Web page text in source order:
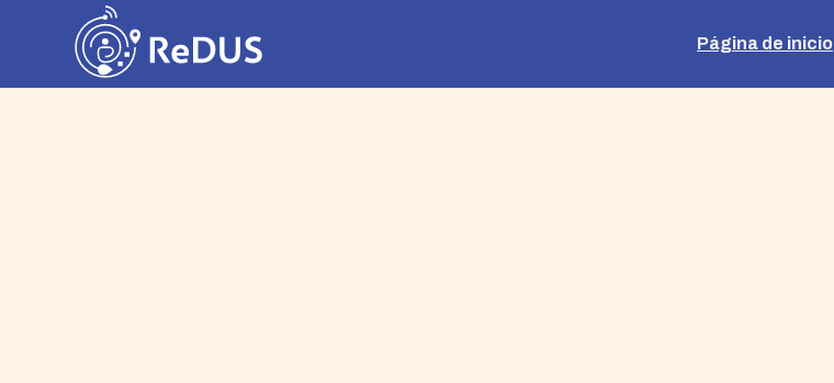
Página de inicio